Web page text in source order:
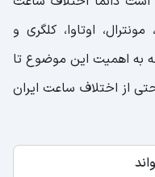
اوتاوا، کلگری و
به اهمیت این موضوع تا
از اختلاف ساعت ایران